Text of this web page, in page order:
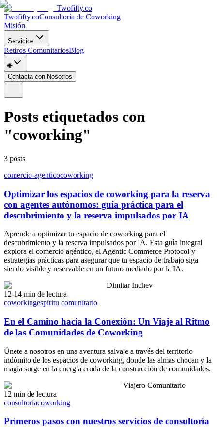
Twofifty.co
Twofifty.coConsultoría de Coworking
Misión
Servicios
Retiros ComunitariosBlog
🌐
Contacta con Nosotros
Posts etiquetados con
"coworking"
3 posts
comercio-agenticocoworking
Optimizar los espacios de coworking para la reserva
con agentes autónomos: guía práctica para el
descubrimiento y la reserva impulsados por IA
Aprende a optimizar tu espacio de coworking para el
descubrimiento y la reserva impulsados por IA. Esta guía integral
explora el comercio agéntico, el Agentic Commerce Protocol y
estrategias prácticas para asegurar que tu espacio de trabajo siga
siendo visible y reservable en un futuro mediado por la IA.
Dimitar Inchev
12-14 min de lectura
coworkingespíritu comunitario
En el Camino hacia la Conexión: Un Viaje al Ritmo
de las Comunidades de Coworking
Únete a nosotros en una aventura salvaje a través del territorio
indómito de los espacios de coworking, donde las almas chocan y la
magia surge en la energía cruda de la construcción de comunidades.
Viajero Comunitario
12 min de lectura
consultoríacoworking
Primeros pasos con nuestros servicios de consultoría